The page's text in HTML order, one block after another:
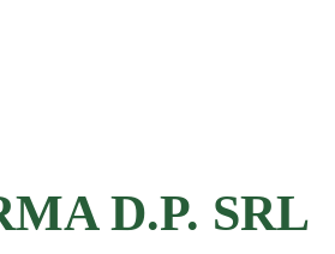
D.P. SRL